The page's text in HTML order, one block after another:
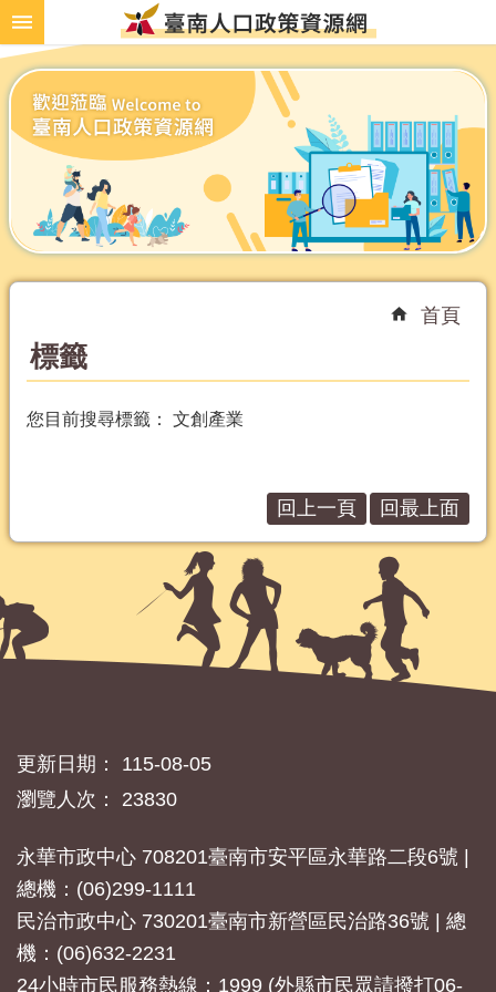
跳到主要內容區塊
首頁
標籤
您目前搜尋標籤： 文創產業
回上一頁 回最上面
更新日期：
115-08-05
瀏覽人次：
23830
永華市政中心 708201臺南市安平區永華路二段6號 |
總機：(06)299-1111
民治市政中心 730201臺南市新營區民治路36號 | 總
機：(06)632-2231
24小時市民服務熱線：1999 (外縣市民眾請撥打06-